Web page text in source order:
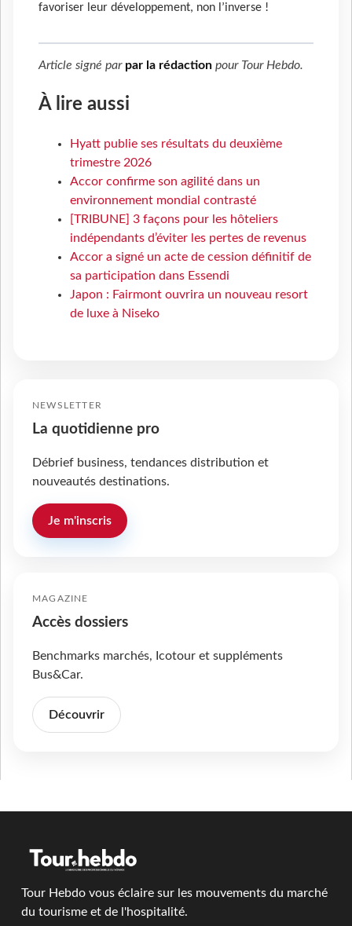
favoriser leur développement, non l’inverse !
Article signé par par la rédaction pour Tour Hebdo.
À lire aussi
Hyatt publie ses résultats du deuxième
trimestre 2026
Accor confirme son agilité dans un
environnement mondial contrasté
[TRIBUNE] 3 façons pour les hôteliers
indépendants d’éviter les pertes de revenus
Accor a signé un acte de cession définitif de
sa participation dans Essendi
Japon : Fairmont ouvrira un nouveau resort
de luxe à Niseko
NEWSLETTER
La quotidienne pro
Débrief business, tendances distribution et
nouveautés destinations.
Je m'inscris
MAGAZINE
Accès dossiers
Benchmarks marchés, Icotour et suppléments
Bus&Car.
Découvrir
Tour Hebdo vous éclaire sur les mouvements du marché
du tourisme et de l'hospitalité.